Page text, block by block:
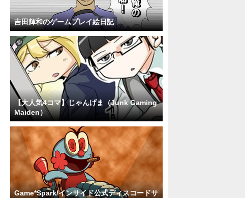
吉田輝和のゲームプレイ絵日記
【大人気4コマ】じゃんげま（Junk Gaming
Maiden）
Game*Spark/インサイド公式ディスコードサ